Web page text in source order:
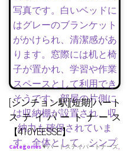
[シンチョン駅][短期]ハート
ステイパートナース
【410YEESSE】
Categories♥ ハートステイパートナーズ,